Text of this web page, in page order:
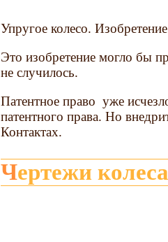
Упругое колесо.
Это изобретение могло бы
не случилось.
Патентное право уже
патентного права. Но
Контактах.
Чертежи колеса